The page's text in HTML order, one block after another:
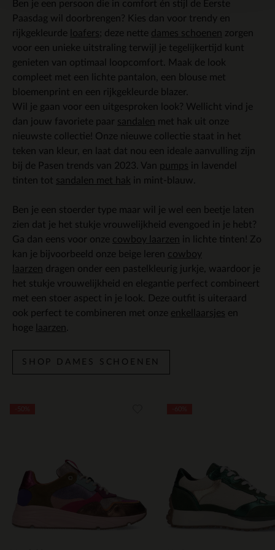
Ben je een persoon die in comfort én stijl de Eerste
Paasdag wil doorbrengen? Kies dan voor trendy en
rijkgekleurde
loafers; deze nette dames schoenen zorgen
voor een unieke uitstraling terwijl je tegelijkertijd kunt
genieten van optimaal loopcomfort. Maak de look
compleet met een lichte pantalon, een blouse met
bloemenprint en een rijkgekleurde blazer.
Wil je gaan voor een uitgesproken look? Wellicht vind je
dan jouw favoriete paar sandalen met hak uit onze
nieuwste collectie! Onze nieuwe collectie staat in het
teken van kleur, en laat dat nou een ideale aanvulling zijn
bij de Pasen trends van 2023. Van pumps in lavendel
tinten tot sandalen met hak in mint-blauw.
Ben je een stoerder type maar wil je wel een beetje laten
zien dat je het stukje vrouwelijkheid evengoed in je hebt?
Ga dan eens voor onze cowboy laarzen in lichte tinten! Zo
kan je bijvoorbeeld onze beige leren cowboy
laarzen dragen onder een pastelkleurig jurkje, waardoor je
het stukje vrouwelijkheid en elegantie perfect combineert
met een stoer aspect in je look. Deze outfit is uiteraard
ook perfect te combineren met onze enkellaarsjes en
hoge
laarzen
SHOP DAMES SCHOENEN